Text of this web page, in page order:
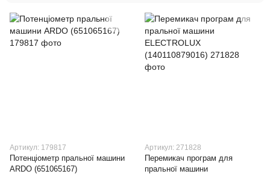
Артикул: 179817
Потенціометр пральної машини
ARDO (651065167)
Артикул: 271828
Перемикач програм для
пральної машини